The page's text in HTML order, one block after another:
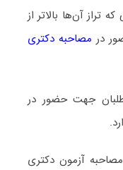
تراز آن‌ها بالاتر از
در مصاحبه دکتری
جهت حضور در
آزمون دکتری